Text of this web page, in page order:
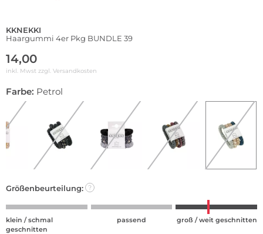
KKNEKKI
Haargummi 4er Pkg BUNDLE 39
14,00
inkl. Mwst zzgl. Versandkosten
Farbe: Petrol
Größenbeurteilung: ?
klein / schmal
geschnitten
passend groß / weit geschnitten